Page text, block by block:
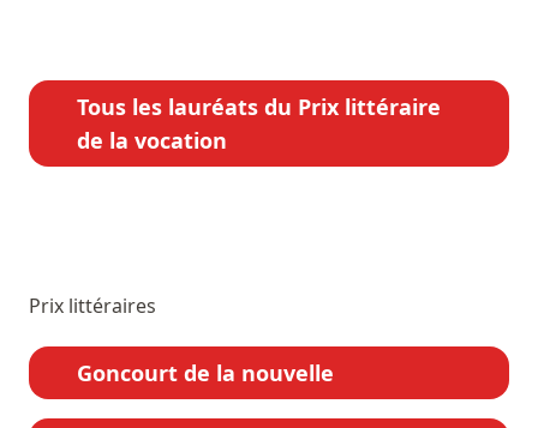
Tous les lauréats du Prix littéraire
de la vocation
Prix littéraires
Goncourt de la nouvelle